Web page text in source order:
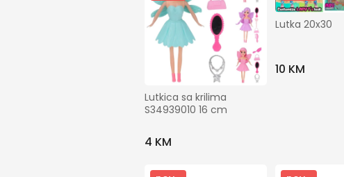
Lutkica sa krilima
S34939010 16 cm
4 KM
Lutka 20x30
10 KM